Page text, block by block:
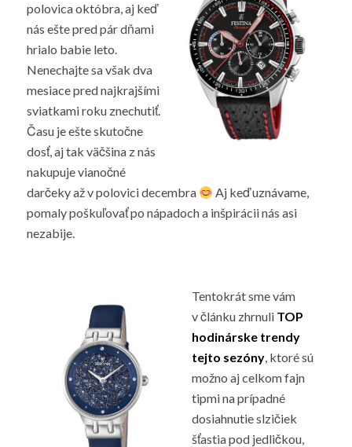
polovica októbra, aj keď
nás ešte pred pár dňami
hrialo babie leto.
Nenechajte sa však dva
mesiace pred najkrajšími
sviatkami roku znechutiť.
Času je ešte skutočne
dosť, aj tak väčšina z nás
nakupuje vianočné
darčeky až v polovici decembra
Aj keď uznávame,
pomaly poškuľovať po nápadoch a inšpirácii nás asi
nezabije.
Tentokrát sme vám
v článku zhrnuli TOP
hodinárske trendy
tejto sezóny, ktoré sú
možno aj celkom fajn
tipmi na prípadné
dosiahnutie slzičiek
šťastia pod jedličkou,